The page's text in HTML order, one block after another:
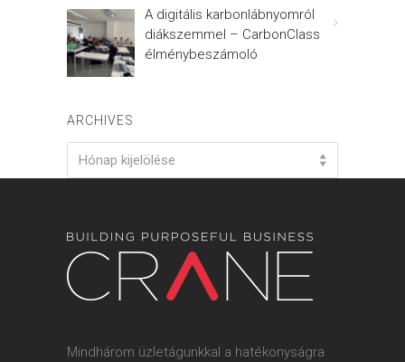
A digitális karbonlábnyomról
diákszemmel – CarbonClass
élménybeszámoló
ARCHIVES
Hónap kijelölése
Mindhárom üzletágunkkal a hatékonyságra